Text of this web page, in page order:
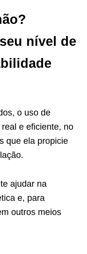
nível de
o uso de
e eficiente, no
que ela propicie
ajudar na
e, para
outros meios